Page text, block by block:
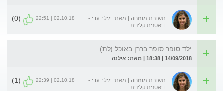
תשובת מומחה | מאת: מילר עדי -
דיאטנית קלינית
02.10.18 | 22:51
(0)
ילד סופר סופר בררן באוכל (לת)
14/09/2018 | 18:38 | מאת: אילנה
תשובת מומחה | מאת: מילר עדי -
דיאטנית קלינית
02.10.18 | 22:39
(1)